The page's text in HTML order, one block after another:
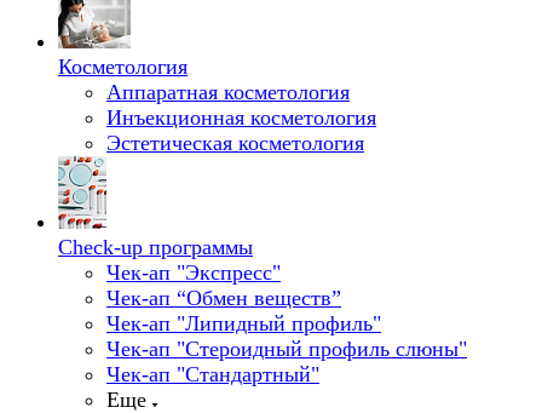
Косметология
Аппаратная косметология
Инъекционная косметология
Эстетическая косметология
Check-up программы
Чек-ап "Экспресс"
Чек-ап “Обмен веществ”
Чек-ап "Липидный профиль"
Чек-ап "Стероидный профиль слюны"
Чек-ап "Стандартный"
Еще